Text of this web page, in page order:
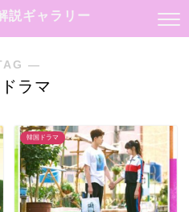
説ギャラリー
―
ラマ
韓国ドラマ